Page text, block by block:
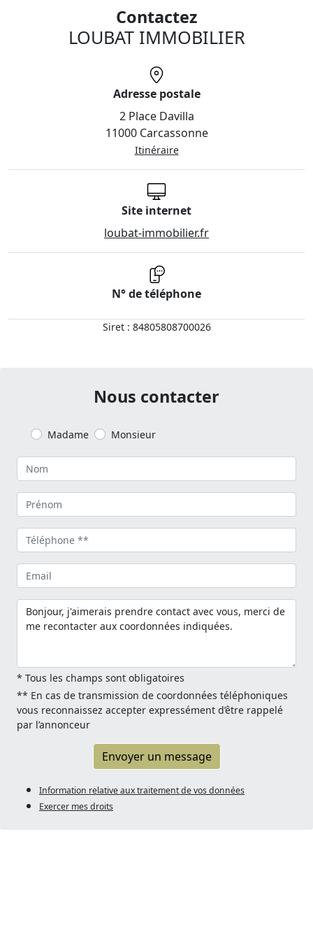
Contactez
LOUBAT IMMOBILIER
Adresse postale
2 Place Davilla
11000 Carcassonne
Itinéraire
Site internet
loubat-immobilier.fr
N° de téléphone
Siret : 84805808700026
Nous contacter
Madame Monsieur
* Tous les champs sont obligatoires
** En cas de transmission de coordonnées téléphoniques
vous reconnaissez accepter expressément d’être rappelé
par l’annonceur
Envoyer un message
Information relative aux traitement de vos données
Exercer mes droits